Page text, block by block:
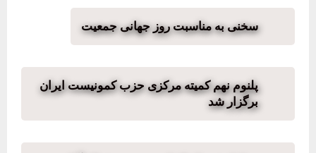
سخنی به مناسبت روز جهانی جمعیت
پلنوم نهم کمیته مرکزی حزب کمونیست ایران
برگزار شد